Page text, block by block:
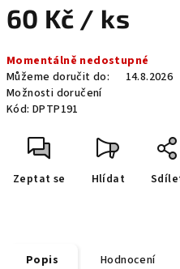
60 Kč / ks
cena:
Momentálně nedostupné
Můžeme doručit do:
14.8.2026
Možnosti doručení
Kód: DPTP191
Zeptat se Hlídat
Popis Hodnocení